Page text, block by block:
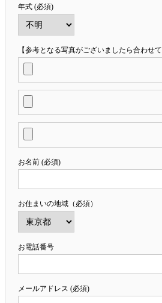
年式 (必須)
【参考となる写真がございましたら合わせ
お名前 (必須)
お住まいの地域（必須）
お電話番号
メールアドレス (必須)